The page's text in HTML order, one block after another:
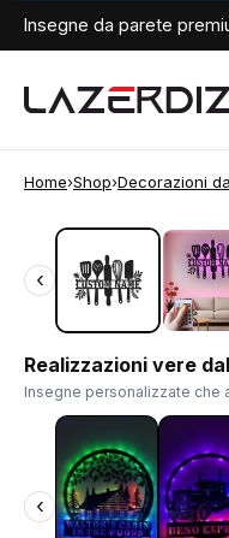
Insegne da parete
Home›Shop›Decorazioni
‹
‹
Realizzazioni vere
Insegne personalizzate che
‹